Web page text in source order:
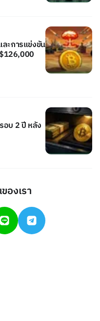
ะการแข่งขัน
อบ 2 ปี หลัง
องเรา